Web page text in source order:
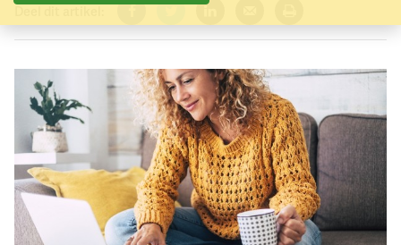
Facebook
TwitterLinkedInVerzenden
Printen